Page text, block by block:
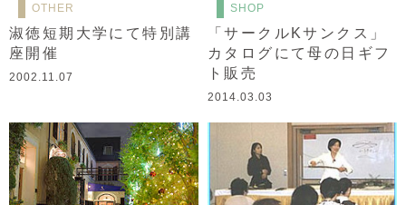
OTHER
淑徳短期大学にて特別講
座開催
2002.11.07
SHOP
「サークルKサンクス」
カタログにて母の日ギフ
ト販売
2014.03.03